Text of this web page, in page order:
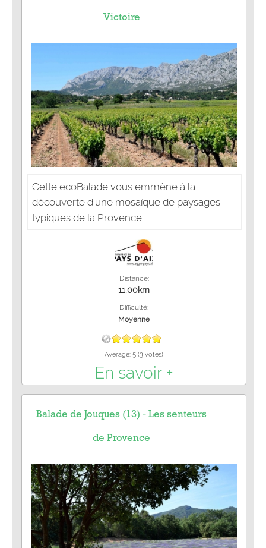
Victoire
Cette ecoBalade vous emmène à la
découverte d’une mosaïque de paysages
typiques de la Provence.
Distance:
11.00km
Difficulté:
Moyenne
Average:5 (3 votes)
En savoir +
Balade de Jouques (13) - Les senteurs
de Provence